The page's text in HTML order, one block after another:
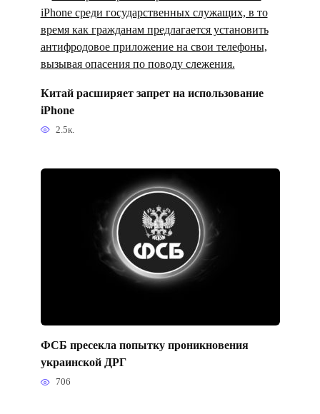
Китай расширяет запрет на использование
iPhone
2.5к.
ФСБ пресекла попытку проникновения
украинской ДРГ
706